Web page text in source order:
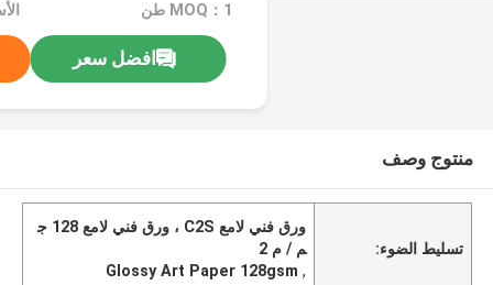
MOQ：1 طن
افضل سعر
منتوج وصف
تسليط الضوء:
ورق فني لامع C2S ، ورق فني لامع 128 ج
م / م 2
,
Glossy Art Paper 128gsm